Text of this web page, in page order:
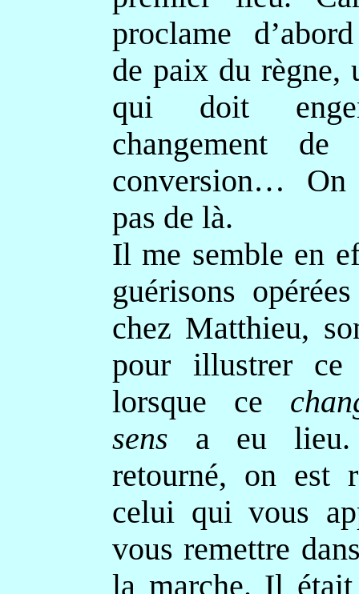
proclame
de paix du règne,
qui doit
changement de
conversion…
pas de là.
Il me semble en
guérisons
chez Matthieu,
pour illustrer
lorsque ce
sens a eu lieu.
retourné, on est
celui qui vous
vous remettre
la marche. Il